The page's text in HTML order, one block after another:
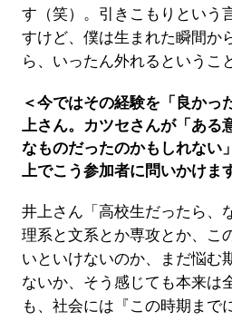
す（笑）。引きこもりという
すけど、僕は生まれた瞬間か
ら、いったん外れるというこ
＜今ではその経験を「良かっ
上さん。カツセさんが「ある
なものだったのかもしれない
上でこう参加者に問いかけま
井上さん「高校生だったら、
理系と文系とか専攻とか、こ
いといけないのか、まだ悩む
ないか、そう感じても本来は
も、社会には『この時期まで